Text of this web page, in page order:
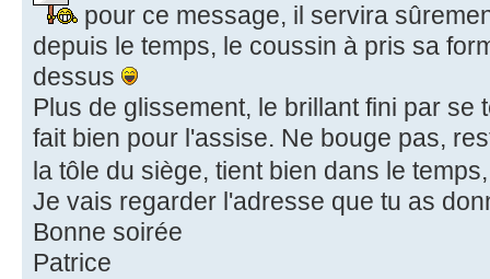
pour ce message, il servira
depuis le temps, le coussin à pris sa
dessus
Plus de glissement, le brillant fini par se
fait bien pour l'assise. Ne bouge pas,
la tôle du siège, tient bien dans le
Je vais regarder l'adresse que tu as
Bonne soirée
Patrice